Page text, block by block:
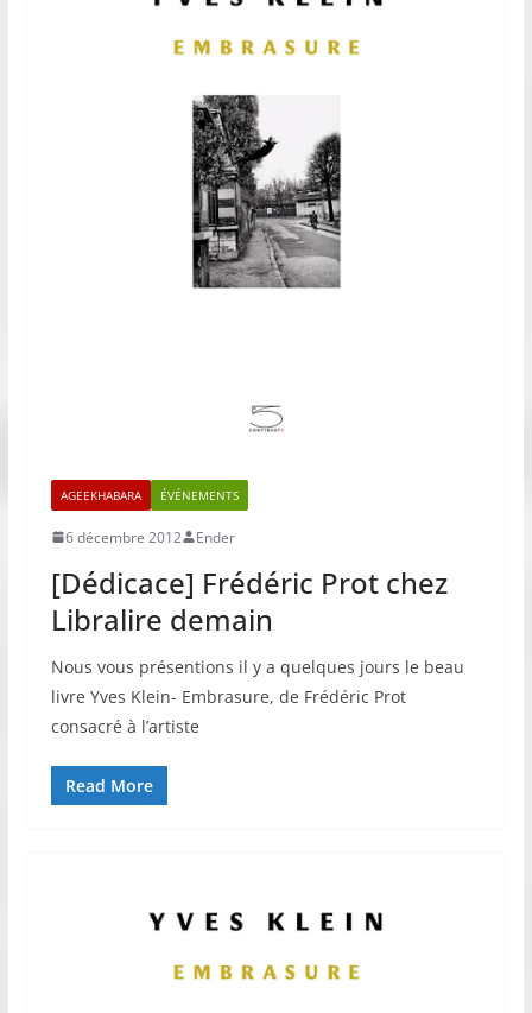
AGEEKHABARA ÉVÉNEMENTS
6 décembre 2012 Ender
[Dédicace] Frédéric Prot chez
Libralire demain
Nous vous présentions il y a quelques jours le beau
livre Yves Klein- Embrasure, de Frédéric Prot
consacré à l’artiste
Read More